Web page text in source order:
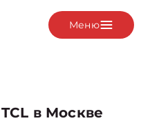
Меню
в Москве